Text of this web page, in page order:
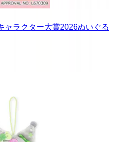
ラクター大賞2026ぬいぐる